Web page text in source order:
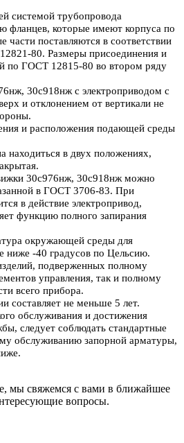
системой трубопровода
фланцев, которые имеют корпуса по
поставляются в соответствии
80. Размеры присоединения и
по ГОСТ 12815-80 во втором ряду
30с918нж с электроприводом с
и отклонением от вертикали не
и расположения подающей среды
находиться в двух положениях,
30с976нж, 30с918нж можно
в ГОСТ 3706-83. При
в действие электропривод,
функцию полного запирания
окружающей среды для
ниже -40 градусов по Цельсию.
подверженных полному
управления, так и полному
всего прибора.
составляет не меньше 5 лет.
обслуживания и достижения
следует соблюдать стандартные
обслуживанию запорной арматуры,
мы свяжемся с вами в ближайшее
вопросы.